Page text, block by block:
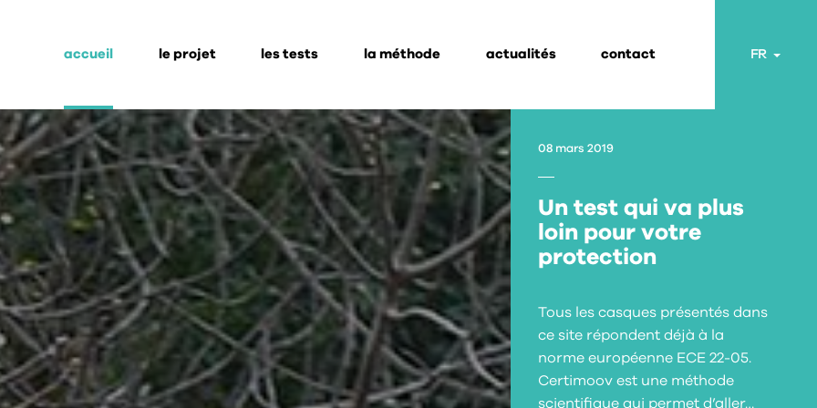
accueil le projet les tests la méthode actualités contact FR
08 mars 2019
Un test qui va plus
loin pour votre
protection
Tous les casques présentés dans
ce site répondent déjà à la
norme européenne ECE 22-05.
Certimoov est une méthode
scientifique qui permet d’aller…